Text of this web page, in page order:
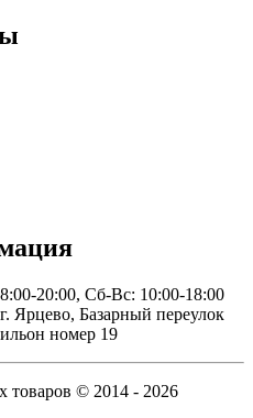
20:00, Сб-Вс: 10:00-18:00
Ярцево, Базарный переулок
номер 19
товаров © 2014 - 2026